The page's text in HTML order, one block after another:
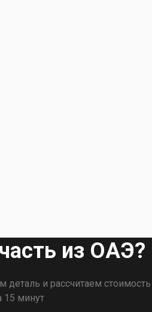
из ОАЭ?
и рассчитаем стоимость
15 минут